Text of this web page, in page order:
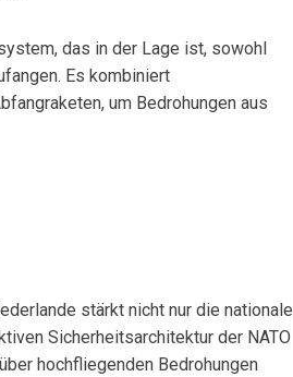
das in der Lage ist, sowohl
Es kombiniert
um Bedrohungen aus
stärkt nicht nur die nationale
Sicherheitsarchitektur der NATO
hochfliegenden Bedrohungen